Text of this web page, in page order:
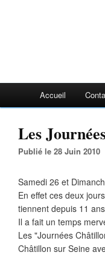
Accueil
Les
Publié le 28 Juin 2010
Samedi 26 et
En effet ces deux
tiennent depuis 11
Il a fait un temps
Les "Journées
Châtillon sur Seine